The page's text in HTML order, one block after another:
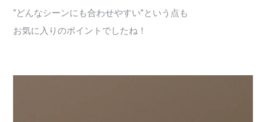
“どんなシーンにも合わせやすい”という点も
お気に入りのポイントでしたね！